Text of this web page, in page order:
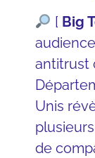
[ Big
antitrust
Unis
de